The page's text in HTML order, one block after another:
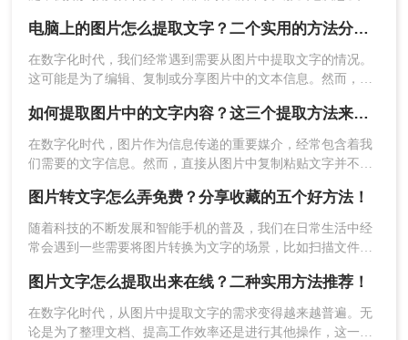
（https://pdftoword.55.la/ocr/）可以看到一个
2、自定义输出格式设置
能三个维度，系统梳理主流方法，并提供详细操作步骤与避坑
指南。
电脑上的图片怎么提取文字？二个实用的方法分享~！
在数字化时代，我们经常遇到需要从图片中提取文字的情况。
这可能是为了编辑、复制或分享图片中的文本信息。然而，图
挑战性的任务。那么电脑上的图片怎么提取文字呢？本文将介
绍几种实用的方法，帮助您从图片中提取文字。
如何提取图片中的文字内容？这三个提取方法来看看吧！
​在数字化时代，图片作为信息传递的重要媒介，经常包含着我
们需要的文字信息。然而，直接从图片中复制粘贴文字并不总
字内容。那么如何提取图片中的文字内容呢？本文将介绍三种
常用的方法来提取图片中的文字内容。
图片转文字怎么弄免费？分享收藏的五个好方法！
随着科技的不断发展和智能手机的普及，我们在日常生活中经
常会遇到一些需要将图片转换为文字的场景，比如扫描文件、
免费的，或者功能受限。那么，今天我就来为大家介绍几种免
费实现图片转文字的方法，并分享详细的步骤，让大家轻松解
决图片转文字怎么弄免费问题。
图片文字怎么提取出来在线？二种实用方法推荐！
在数字化时代，从图片中提取文字的需求变得越来越普遍。无
论是为了整理文档、提高工作效率还是进行其他操作，这一需